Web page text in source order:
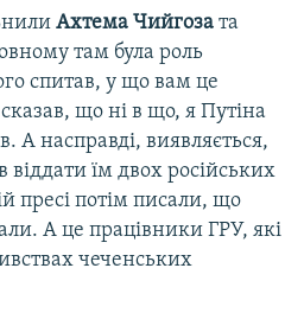
Ахтема Чийгоза та
там була роль
спитав, у що вам це
що ні в що, я Путіна
А насправді, виявляється,
їм двох російських
пресі потім писали, що
А це працівники ГРУ, які
чеченських